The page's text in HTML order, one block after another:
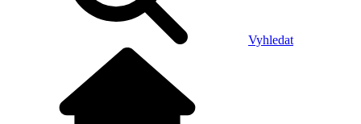
Vyhledat